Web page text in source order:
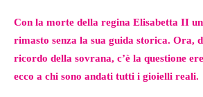
Con la morte della regina Elisabetta II
rimasto senza la sua guida storica. Ora,
ricordo della sovrana, c’è la questione
ecco a chi sono andati tutti i gioielli reali.